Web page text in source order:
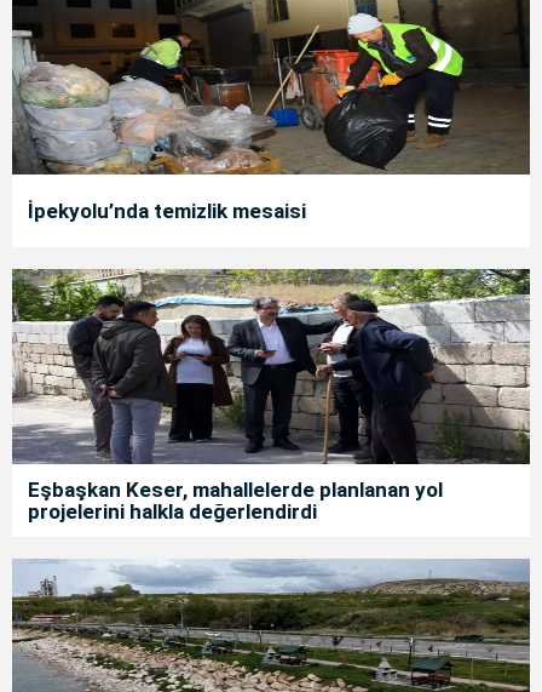
İpekyolu’nda temizlik mesaisi
Eşbaşkan Keser, mahallelerde planlanan yol
projelerini halkla değerlendirdi